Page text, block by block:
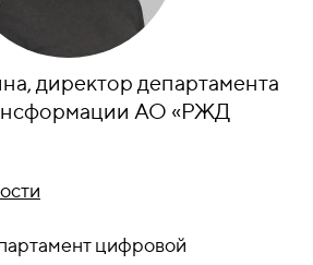
директор департамента
АО «РЖД
цифровой